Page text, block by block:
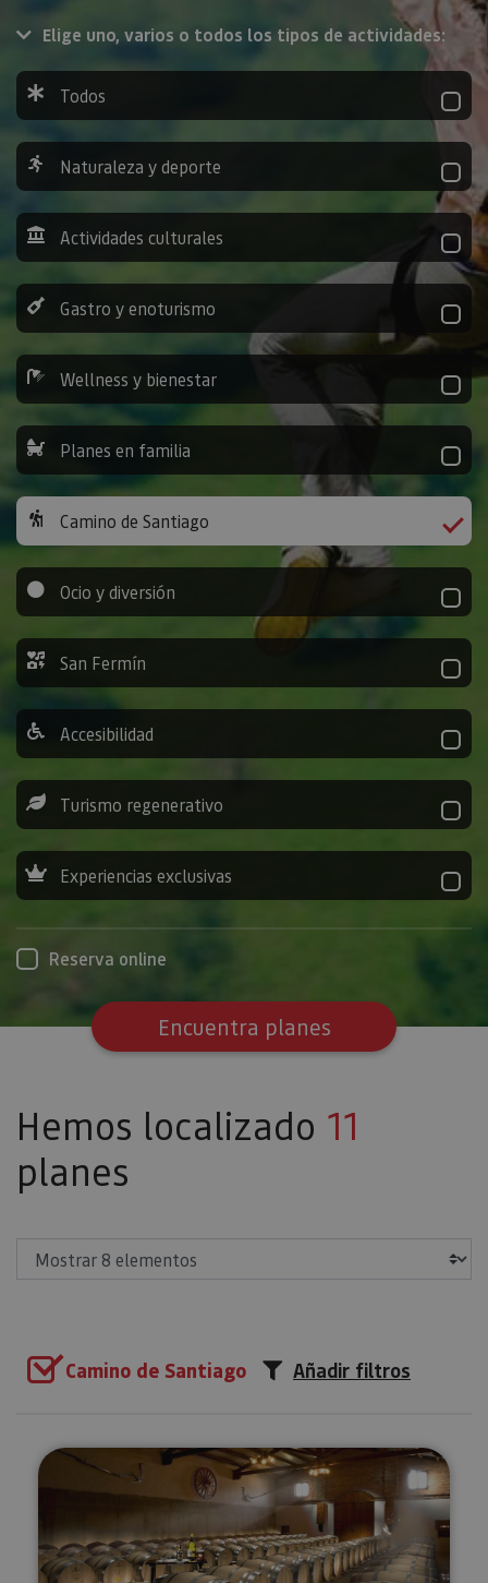
Elige uno, varios o todos los tipos de actividades:
Todos
Naturaleza y deporte
Actividades culturales
Gastro y enoturismo
Wellness y bienestar
Planes en familia
Camino de Santiago
Ocio y diversión
San Fermín
Accesibilidad
Turismo regenerativo
Experiencias exclusivas
Reserva online
Encuentra planes
Hemos localizado 11
planes
Camino de Santiago Añadir filtros
Visita, cata y maridaje en